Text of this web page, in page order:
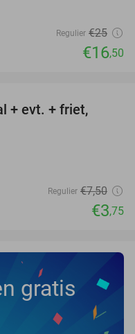
Regulier €25
€16,50
+ evt. + friet,
Regulier €7,50
€3,75
gratis